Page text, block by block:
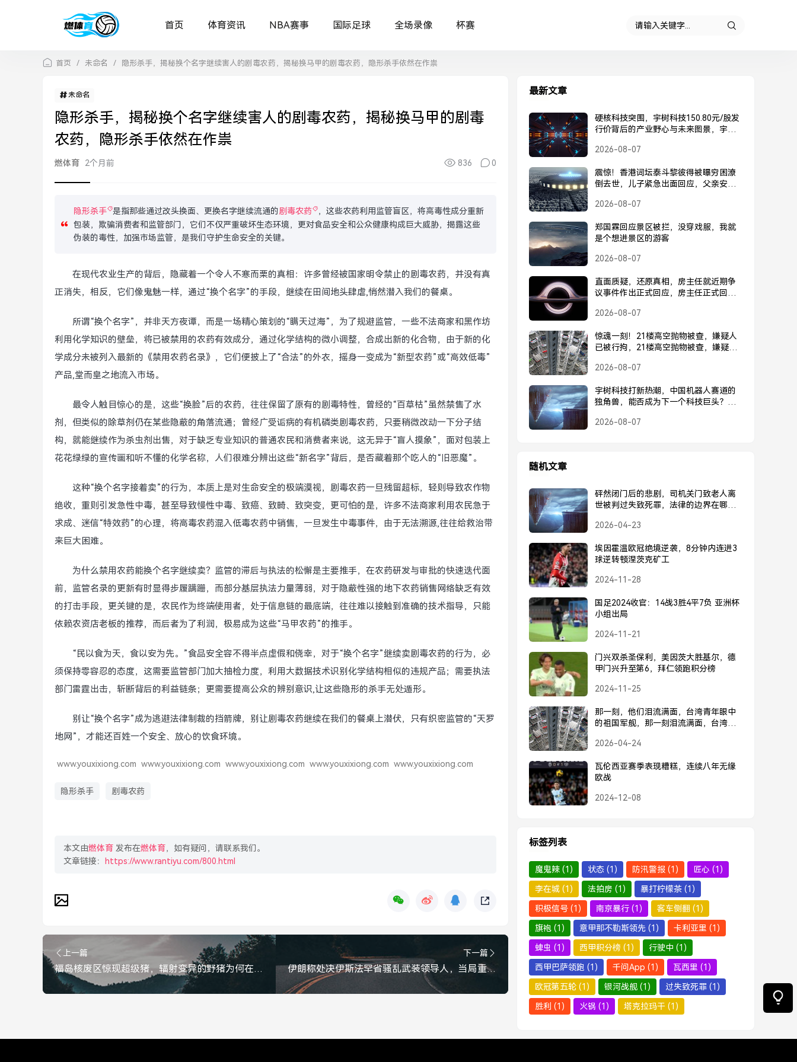
首页 体育资讯 NBA赛事 国际足球 全场录像 杯赛
首页 / 未命名 / 隐形杀手，揭秘换个名字继续害人的剧毒农药，揭秘换马甲的剧毒农药，隐形杀手依然在作祟
未命名
隐形杀手，揭秘换个名字继续害人的剧毒农药，揭秘换马甲的剧毒
农药，隐形杀手依然在作祟
燃体育 2个月前 836 0
隐形杀手 是指那些通过改头换面、更换名字继续流通的剧毒农药
，这些农药利用监管盲区，将高毒性成分重新
包装，欺骗消费者和监管部门，它们不仅严重破坏生态环境，更对食品安全和公众健康构成巨大威胁，揭露这些
伪装的毒性，加强市场监管，是我们守护生命安全的关键。
在现代农业生产的背后，隐藏着一个令人不寒而栗的真相：许多曾经被国家明令禁止的剧毒农药，并没有真
正消失，相反，它们像鬼魅一样，通过“换个名字”的手段，继续在田间地头肆虐,悄然潜入我们的餐桌。
所谓“换个名字”，并非天方夜谭，而是一场精心策划的“瞒天过海”，为了规避监管，一些不法商家和黑作坊
利用化学知识的壁垒，将已被禁用的农药有效成分，通过化学结构的微小调整，合成出新的化合物，由于新的化
学成分未被列入最新的《禁用农药名录》，它们便披上了“合法”的外衣，摇身一变成为“新型农药”或“高效低毒”
产品,堂而皇之地流入市场。
最令人触目惊心的是，这些“换脸”后的农药，往往保留了原有的剧毒特性，曾经的“百草枯”虽然禁售了水
剂，但类似的除草剂仍在某些隐蔽的角落流通；曾经广受诟病的有机磷类剧毒农药，只要稍微改动一下分子结
构，就能继续作为杀虫剂出售，对于缺乏专业知识的普通农民和消费者来说，这无异于“盲人摸象”，面对包装上
花花绿绿的宣传画和听不懂的化学名称，人们很难分辨出这些“新名字”背后，是否藏着那个吃人的“旧恶魔”。
这种“换个名字接着卖”的行为，本质上是对生命安全的极端漠视，剧毒农药一旦残留超标，轻则导致农作物
绝收，重则引发急性中毒，甚至导致慢性中毒、致癌、致畸、致突变，更可怕的是，许多不法商家利用农民急于
求成、迷信“特效药”的心理，将高毒农药混入低毒农药中销售，一旦发生中毒事件，由于无法溯源,往往给救治带
来巨大困难。
为什么禁用农药能换个名字继续卖？监管的滞后与执法的松懈是主要推手，在农药研发与审批的快速迭代面
前，监管名录的更新有时显得步履蹒跚，而部分基层执法力量薄弱，对于隐蔽性强的地下农药销售网络缺乏有效
的打击手段，更关键的是，农民作为终端使用者，处于信息链的最底端，往往难以接触到准确的技术指导，只能
依赖农资店老板的推荐，而后者为了利润，极易成为这些“马甲农药”的推手。
“民以食为天，食以安为先。”食品安全容不得半点虚假和侥幸，对于“换个名字”继续卖剧毒农药的行为，必
须保持零容忍的态度，这需要监管部门加大抽检力度，利用大数据技术识别化学结构相似的违规产品；需要执法
部门雷霆出击，斩断背后的利益链条；更需要提高公众的辨别意识,让这些隐形的杀手无处遁形。
别让“换个名字”成为逃避法律制裁的挡箭牌，别让剧毒农药继续在我们的餐桌上潜伏，只有织密监管的“天罗
地网”，才能还百姓一个安全、放心的饮食环境。
www.youxixiong.com www.youxixiong.com www.youxixiong.com www.youxixiong.com www.youxixiong.com
隐形杀手 剧毒农药
本文由燃体育 发布在燃体育，如有疑问，请联系我们。
文章链接：
https://www.rantiyu.com/800.html
上一篇
福岛核废区惊现超级猪，辐射变异的野猪为何在死地重生？福岛核区惊现超级猪，辐射变异的野猪为何死地重生？
下一篇
伊朗称处决伊斯法罕省骚乱武装领导人，当局重申维护安全决心，伊朗处决伊斯法罕省骚乱武装领导人，当局重申维护安全决心
最新文章
硬核科技突围，宇树科技150.80元/股发
行价背后的产业野心与未来图景，宇树
背后的产业野心与未来图景
2026-08-07
震惊！香港词坛泰斗黎彼得被曝穷困潦
倒去世，儿子紧急出面回应，父亲安
紧急回应，父亲安好并未离世
2026-08-07
郑国霖回应景区被拦，没穿戏服，我就
是个想进景区的游客
2026-08-07
直面质疑，还原真相，房主任就近期争
议事件作出正式回应，房主任正式回应
2026-08-07
惊魂一刻！21楼高空抛物被查，嫌疑人
已被行拘，21楼高空抛物被查，嫌疑人
2026-08-07
宇树科技打新热潮，中国机器人赛道的
独角兽，能否成为下一个科技巨头？宇
否成为下一个科技巨头？
2026-08-07
随机文章
砰然闭门后的悲剧，司机关门致老人离
世被判过失致死罪，法律的边界在哪
被判过失致死罪
2026-04-23
埃因霍温欧冠绝境逆袭，8分钟内连进3
球逆转顿涅茨克矿工
2024-11-28
国足2024收官：14战3胜4平7负 亚洲杯
小组出局
2024-11-21
门兴双杀圣保利，美因茨大胜基尔，德
甲门兴升至第6，拜仁领跑积分榜
2024-11-25
那一刻，他们泪流满面，台湾青年眼中
的祖国军舰，那一刻泪流满面，台湾青
2026-04-24
瓦伦西亚赛季表现糟糕，连续八年无缘
欧战
2024-12-08
标签列表
魔鬼辣 (1) 状态 (1) 防汛警报 (1) 匠心 (1)
李在城 (1) 法拍房 (1) 暴打柠檬茶 (1)
积极信号 (1) 南京暴行 (1) 客车侧翻 (1)
旗袍 (1) 意甲那不勒斯领先 (1) 卡利亚里 (1)
蜱虫 (1) 西甲积分榜 (1) 行驶中 (1)
西甲巴萨领跑 (1) 千问App (1) 瓦西里 (1)
欧冠第五轮 (1) 银河战舰 (1) 过失致死罪 (1)
胜利 (1) 火锅 (1) 塔克拉玛干 (1)